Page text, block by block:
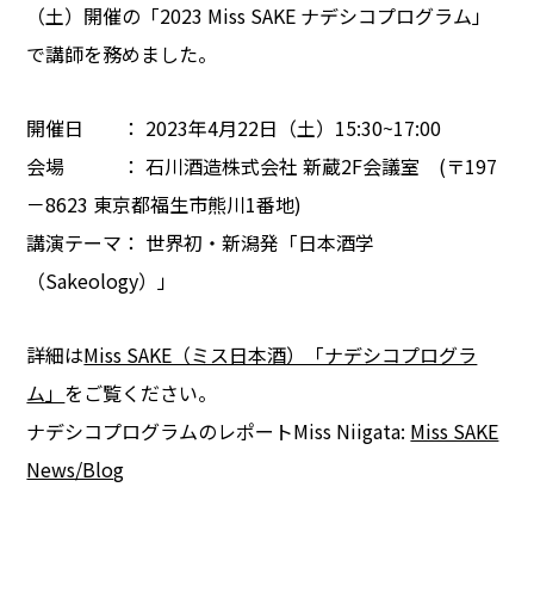
（土）開催の「2023 Miss SAKE ナデシコプログラム」
で講師を務めました。
開催日 ： 2023年4月22日（土）15:30~17:00
会場 ： 石川酒造株式会社 新蔵2F会議室 (〒197
－8623 東京都福生市熊川1番地)
講演テーマ： 世界初・新潟発「日本酒学
（Sakeology）」
詳細はMiss SAKE（ミス日本酒）「ナデシコプログラ
ム」 をご覧ください。
ナデシコプログラムのレポートMiss Niigata: Miss SAKE
News/Blog